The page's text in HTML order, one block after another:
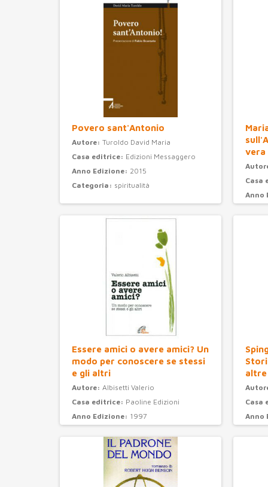
Povero sant'Antonio
Autore: Turoldo David Maria
Casa editrice: Edizioni Messaggero
Anno Edizione: 2015
Categoria: spiritualità
vera
Casa
Anno
Essere amici o avere amici? Un
modo per conoscere se stessi
e gli altri
Autore: Albisetti Valerio
Casa editrice: Paoline Edizioni
Anno Edizione: 1997
Casa
Anno